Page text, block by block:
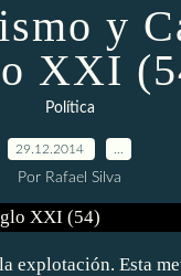
y
XXI
Política
29.12.2014
Por Rafael Silva
explotación. Esta